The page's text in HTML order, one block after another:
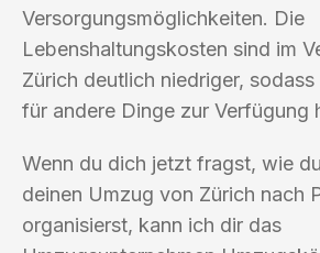
Versorgungsmöglichkeiten. Die
Lebenshaltungskosten sind im
Zürich deutlich niedriger, sodass
für andere Dinge zur Verfügung
Wenn du dich jetzt fragst, wie
deinen Umzug von Zürich nach
organisierst, kann ich dir das